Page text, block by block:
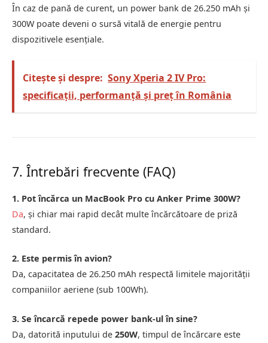
În caz de pană de curent, un power bank de 26.250 mAh și
300W poate deveni o sursă vitală de energie pentru
dispozitivele esențiale.
Citește și despre: Sony Xperia 2 IV Pro:
specificații, performanță și preț în România
7. Întrebări frecvente (FAQ)
1. Pot încărca un MacBook Pro cu Anker Prime 300W?
Da, și chiar mai rapid decât multe încărcătoare de priză
standard.
2. Este permis în avion?
Da, capacitatea de 26.250 mAh respectă limitele majorității
companiilor aeriene (sub 100Wh).
3. Se încarcă repede power bank-ul în sine?
Da, datorită inputului de 250W, timpul de încărcare este